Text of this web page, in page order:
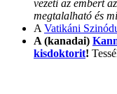
vezeti az embert
megtalalható és
A Vatikáni
A (kanadai)
kisdoktorit!